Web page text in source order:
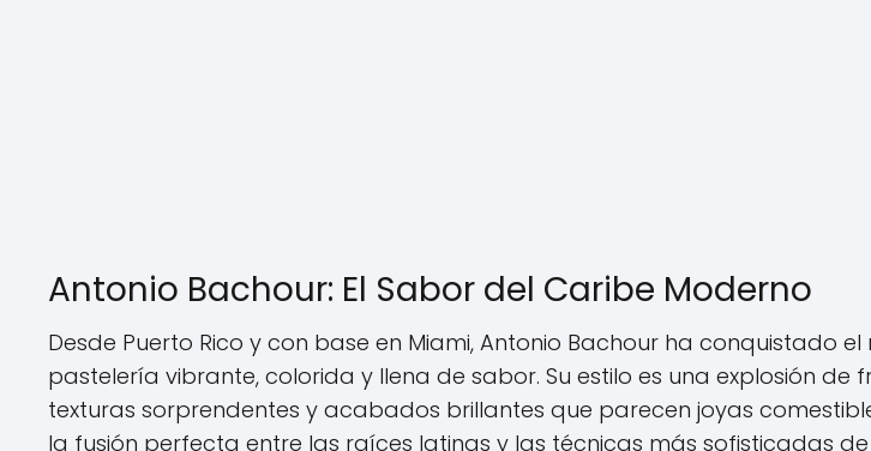
Antonio Bachour: El Sabor del Caribe Moderno
Desde Puerto Rico y con base en Miami, Antonio Bachour ha conquistado
pastelería vibrante, colorida y llena de sabor. Su estilo es una explosión de
texturas sorprendentes y acabados brillantes que parecen joyas
la fusión perfecta entre las raíces latinas y las técnicas más sofisticadas